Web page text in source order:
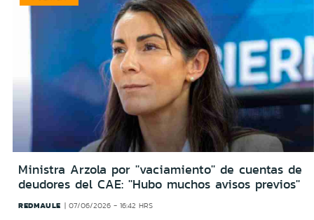
Ministra Arzola por ''vaciamiento'' de cuentas de
deudores del CAE: ''Hubo muchos avisos previos''
REDMAULE 07/06/2026 - 16:42 HRS